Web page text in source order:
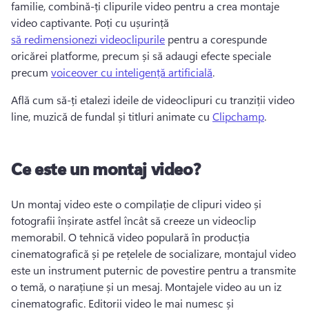
familie, combină-ți clipurile video pentru a crea montaje
video captivante. Poți cu ușurință
să redimensionezi videoclipurile pentru a corespunde
oricărei platforme, precum și să adaugi efecte speciale
precum voiceover cu inteligență artificială.
Află cum să-ți etalezi ideile de videoclipuri cu tranziții video
line, muzică de fundal și titluri animate cu Clipchamp.
Ce este un montaj video?
Un montaj video este o compilație de clipuri video și
fotografii înșirate astfel încât să creeze un videoclip
memorabil. O tehnică video populară în producția
cinematografică și pe rețelele de socializare, montajul video
este un instrument puternic de povestire pentru a transmite
o temă, o narațiune și un mesaj. Montajele video au un iz
cinematografic. Editorii video le mai numesc și